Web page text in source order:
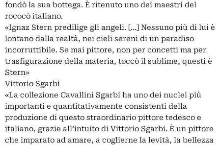
fondò la sua bottega. È ritenuto uno dei maestri del
rococò italiano.
«Ignaz Stern predilige gli angeli. […] Nessuno più di lui è
lontano dalla realtà, nei cieli sereni di un paradiso
incorruttibile. Se mai pittore, non per concetti ma per
trasfigurazione della materia, toccò il sublime, questi è
Stern»
Vittorio Sgarbi
«La collezione Cavallini Sgarbi ha uno dei nuclei più
importanti e quantitativamente consistenti della
produzione di questo straordinario pittore tedesco e
italiano, grazie all’intuito di Vittorio Sgarbi. È un pittore
che imparato ad amare, a coglierne la levità, la bellezza